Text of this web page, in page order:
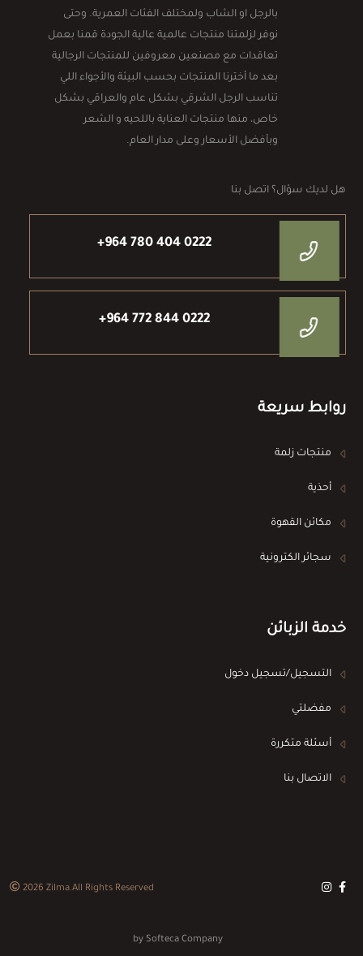
بالرجل او الشاب ولمختلف الفئات العمرية. وحتى
نوفر لزلمتنا منتجات عالمية عالية الجودة قمنا بعمل
تعاقدات مع مصنعين معروفين للمنتجات الرجالية
بعد ما أخترنا المنتجات بحسب البيئة والأجواء اللي
تناسب الرجل الشرقي بشكل عام والعراقي بشكل
خاص، منها منتجات العناية باللحيه و الشعر
وبأفضل الأسعار وعلى مدار العام.
هل لديك سؤال؟ اتصل بنا
+964 780 404 0222
+964 772 844 0222
روابط سريعة
منتجات زلمة
أحذية
مكائن القهوة
سجائر الكترونية
خدمة الزبائن
التسجيل/تسجيل دخول
مفضلتي
أسئلة متكررة
الاتصال بنا
by Softeca Company
2026Zilma.All Rights Reserved